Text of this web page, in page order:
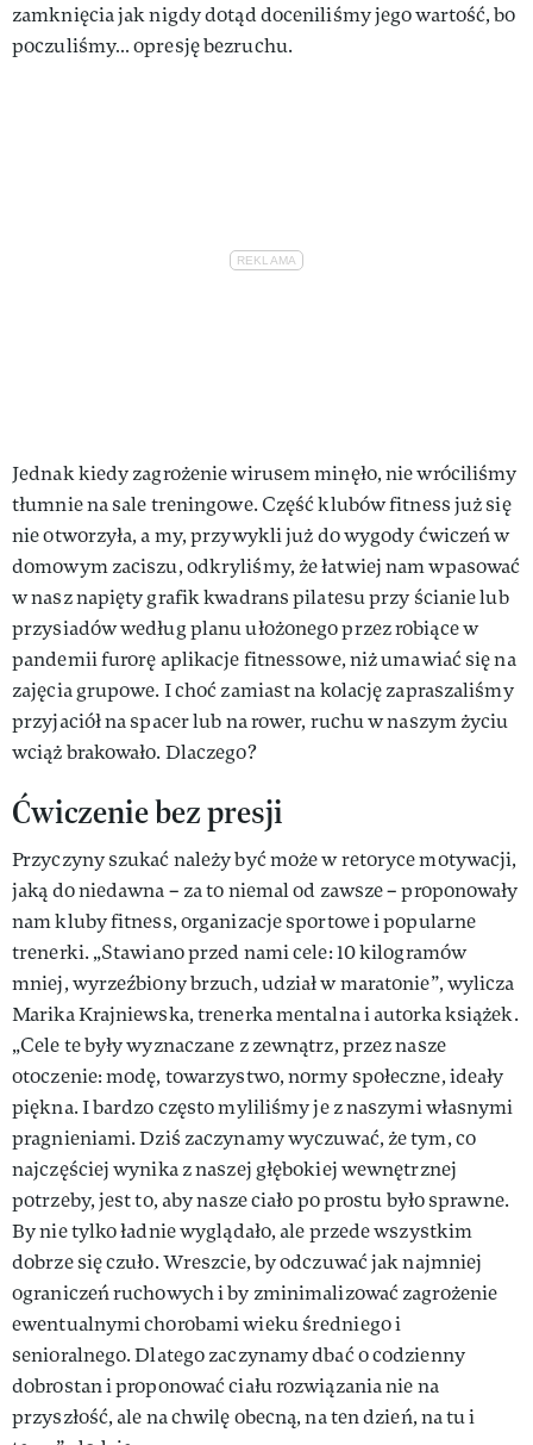
zamknięcia jak nigdy dotąd doceniliśmy jego wartość, bo
poczuliśmy… opresję bezruchu.
Jednak kiedy zagrożenie wirusem minęło, nie wróciliśmy
tłumnie na sale treningowe. Część klubów fitness już się
nie otworzyła, a my, przywykli już do wygody ćwiczeń w
domowym zaciszu, odkryliśmy, że łatwiej nam wpasować
w nasz napięty grafik kwadrans pilatesu przy ścianie lub
przysiadów według planu ułożonego przez robiące w
pandemii furorę aplikacje fitnessowe, niż umawiać się na
zajęcia grupowe. I choć zamiast na kolację zapraszaliśmy
przyjaciół na spacer lub na rower, ruchu w naszym życiu
wciąż brakowało. Dlaczego?
Ćwiczenie bez presji
Przyczyny szukać należy być może w retoryce motywacji,
jaką do niedawna – za to niemal od zawsze – proponowały
nam kluby fitness, organizacje sportowe i popularne
trenerki. „Stawiano przed nami cele: 10 kilogramów
mniej, wyrzeźbiony brzuch, udział w maratonie”, wylicza
Marika Krajniewska, trenerka mentalna i autorka książek.
„Cele te były wyznaczane z zewnątrz, przez nasze
otoczenie: modę, towarzystwo, normy społeczne, ideały
piękna. I bardzo często myliliśmy je z naszymi własnymi
pragnieniami. Dziś zaczynamy wyczuwać, że tym, co
najczęściej wynika z naszej głębokiej wewnętrznej
potrzeby, jest to, aby nasze ciało po prostu było sprawne.
By nie tylko ładnie wyglądało, ale przede wszystkim
dobrze się czuło. Wreszcie, by odczuwać jak najmniej
ograniczeń ruchowych i by zminimalizować zagrożenie
ewentualnymi chorobami wieku średniego i
senioralnego. Dlatego zaczynamy dbać o codzienny
dobrostan i proponować ciału rozwiązania nie na
przyszłość, ale na chwilę obecną, na ten dzień, na tu i